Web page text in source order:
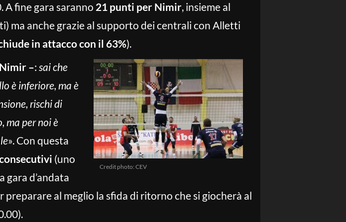
fine gara saranno 21 punti per Nimir, insieme al
ma anche grazie al supporto dei centrali con Alletti
in attacco con il 63%).
Credit photo: CEV
–: sai che
è inferiore, ma è
rischi di
ma per noi è
». Con questa
(uno
gara d’andata
al meglio la sfida di ritorno che si giocherà al